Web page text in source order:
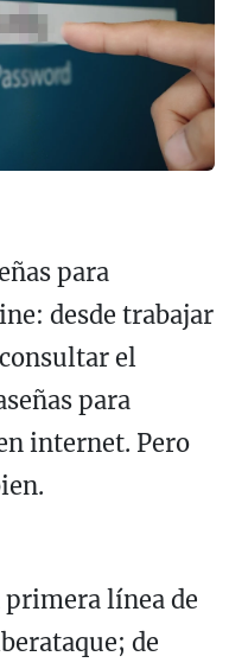
para
desde trabajar
el
para
internet. Pero
primera línea de
de